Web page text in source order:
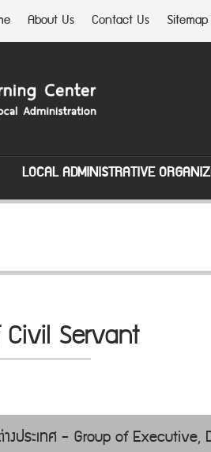
About Us Contact Us Sitemap
LOCAL ADMINISTRATIVE
Servant
งประเทศ - Group of